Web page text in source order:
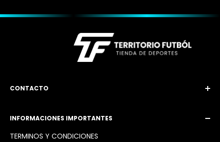
CONTACTO
Instagram: @territoriofutbol2_
INFORMACIONES IMPORTANTES
TÉRMINOS Y CONDICIONES